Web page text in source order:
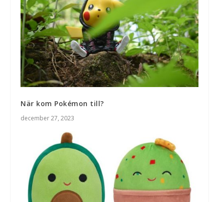
När kom Pokémon till?
december 27, 2023